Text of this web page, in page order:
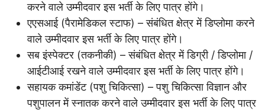
करने वाले उम्मीदवार इस भर्ती के लिए पात्र होंगे।
एएसआई (पैरामेडिकल स्टाफ) – संबंधित क्षेत्र में डिप्लोमा करने
वाले उम्मीदवार इस भर्ती के लिए पात्र होंगे।
सब इंस्पेक्टर (तकनीकी) – संबंधित क्षेत्र में डिग्री / डिप्लोमा /
आईटीआई रखने वाले उम्मीदवार इस भर्ती के लिए पात्र होंगे।
सहायक कमांडेंट (पशु चिकित्सा) – पशु चिकित्सा विज्ञान और
पशुपालन में स्नातक करने वाले उम्मीदवार इस भर्ती के लिए पात्र